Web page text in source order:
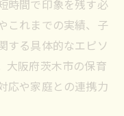
ローチ法
効果的に伝える
経験の伝え方
ルするコツ
時間で印象を残す必
これまでの実績、子
する具体的なエピソ
大阪府茨木市の保育
応や家庭との連携力